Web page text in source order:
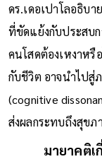
ดร.เดอเปาโลอธิบ
ที่ขัดแย้งกับประสบ
คนโสดต้องเหงาห
กับชีวิต อาจนำไปสู่ภ
(cognitive
ส่งผลกระทบถึงสุขภ
มายาคติ